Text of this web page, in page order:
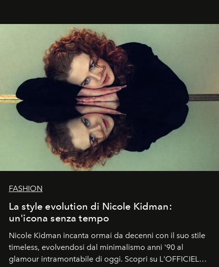
FASHION
La style evolution di Nicole Kidman:
un'icona senza tempo
Nicole Kidman incanta ormai da decenni con il suo stile
timeless, evolvendosi dal minimalismo anni '90 al
glamour intramontabile di oggi. Scopri su L'OFFICIEL